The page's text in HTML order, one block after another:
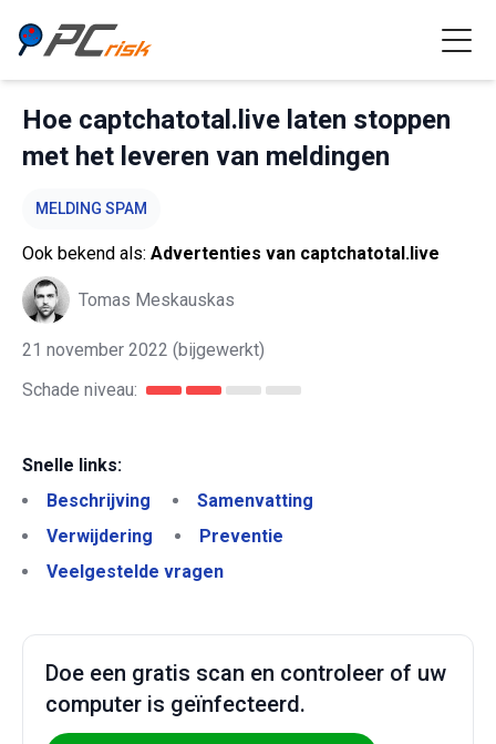
Hoe captchatotal.live laten stoppen
met het leveren van meldingen
MELDING SPAM
Ook bekend als: Advertenties van captchatotal.live
Tomas Meskauskas
21 november 2022 (bijgewerkt)
Schade niveau:
Snelle links:
Beschrijving
Samenvatting
Verwijdering
Preventie
Veelgestelde vragen
Doe een gratis scan en controleer of uw
computer is geïnfecteerd.